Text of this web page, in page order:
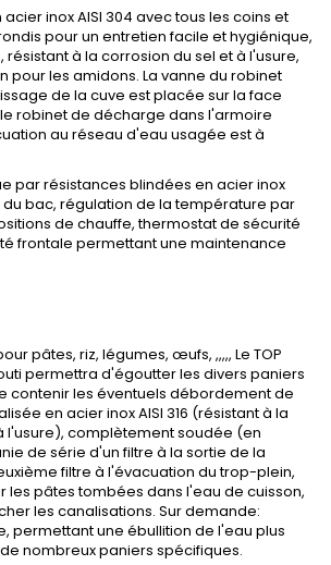
inox AISI 304 avec tous les coins et
pour un entretien facile et hygiénique,
résistant à la corrosion du sel et à l'usure,
pour les amidons. La vanne du robinet
de la cuve est placée sur la face
robinet de décharge dans l'armoire
au réseau d'eau usagée est à
par résistances blindées en acier inox
bac, régulation de la température par
de chauffe, thermostat de sécurité
frontale permettant une maintenance
pâtes, riz, légumes, œufs, ,,,,, Le TOP
permettra d'égoutter les divers paniers
contenir les éventuels débordement de
en acier inox AISI 316 (résistant à la
l'usure), complètement soudée (en
de série d'un filtre à la sortie de la
filtre à l'évacuation du trop-plein,
les pâtes tombées dans l'eau de cuisson,
les canalisations. Sur demande:
permettant une ébullition de l'eau plus
nombreux paniers spécifiques.